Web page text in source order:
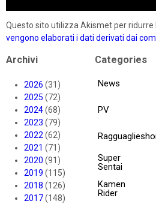
Questo sito utilizza Akismet per ridurre
vengono elaborati i dati derivati dai
Archivi
2026 (31)
2025 (72)
2024(68)
2023 (79)
2022(62)
2021 (71)
2020 (91)
2019 (115)
2018 (126)
2017(148)
Categories
News
PV
Super
Sentai
Kamen
Rider